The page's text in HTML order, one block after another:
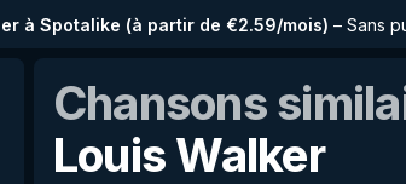
à Spotalike (à partir de €2.59/mois) – Sans
Chansons
Louis Walker